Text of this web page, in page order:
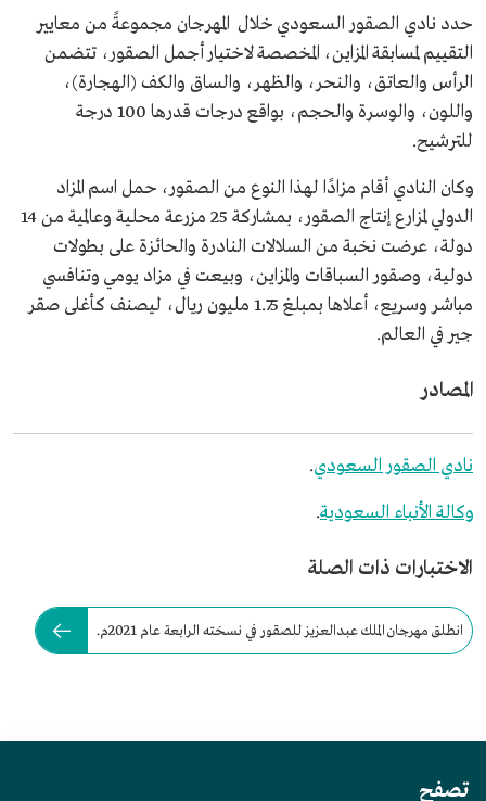
حدد نادي الصقور السعودي خلال المهرجان مجموعةً من معايير
التقييم لمسابقة المزاين، المخصصة لاختيار أجمل الصقور، تتضمن
الرأس والعاتق، والنحر، والظهر، والساق والكف (الهجارة)،
واللون، والوسرة والحجم، بواقع درجات قدرها 100 درجة
للترشيح.
وكان النادي أقام مزادًا لهذا النوع من الصقور، حمل اسم المزاد
الدولي لمزارع إنتاج الصقور، بمشاركة 25 مزرعة محلية وعالمية من 14
دولة، عرضت نخبة من السلالات النادرة والحائزة على بطولات
دولية، وصقور السباقات والمزاين، وبيعت في مزاد يومي وتنافسي
مباشر وسريع، أعلاها بمبلغ 1.75 مليون ريال، ليصنف كأغلى صقر
جير في العالم.
المصادر
نادي الصقور السعودي.
وكالة الأنباء السعودية.
الاختبارات ذات الصلة
انطلق مهرجان الملك عبدالعزيز للصقور في نسخته الرابعة عام 2021م.
تصفح